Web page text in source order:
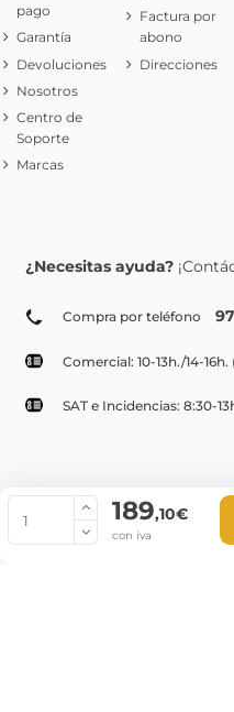
189,10€
con iva
pago
Garantía
Devoluciones
Nosotros
Centro de
Soporte
Marcas
Factura por
abono
Direcciones
¿Necesitas ayuda?
Compra por teléfono
Comercial: 10-13h./14-16h.
SAT e Incidencias: 8:30-
© Copyright 2022 PepeBar.com |
Condiciones generales de compra